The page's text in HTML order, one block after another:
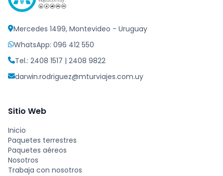
Mercedes 1499, Montevideo - Uruguay
WhatsApp: 096 412 550
Tel.: 2408 1517 | 2408 9822
darwin.rodriguez@mturviajes.com.uy
Sitio Web
Inicio
Paquetes terrestres
Paquetes aéreos
Nosotros
Trabaja con nosotros